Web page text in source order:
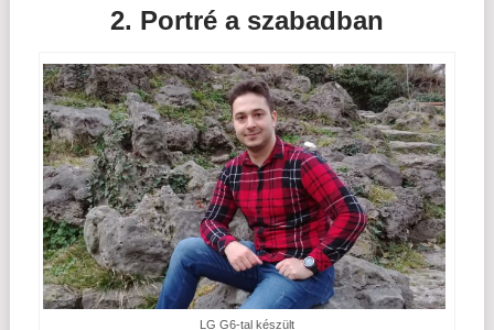
2. Portré a szabadban
LG G6-tal készült